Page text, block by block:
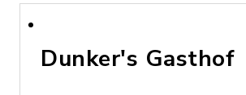
Dunker's Gasthof